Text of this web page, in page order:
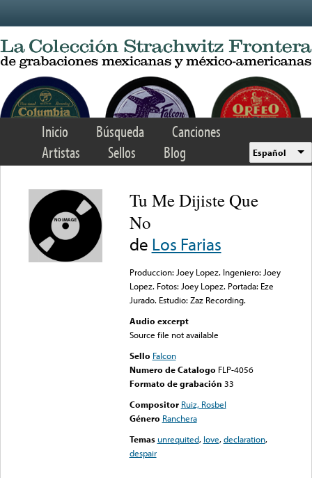
Inicio Búsqueda
Canciones
Artistas
Sellos Blog Español
Tu Me Dijiste Que
No
de Los Farias
Produccion: Joey Lopez. Ingeniero: Joey
Lopez. Fotos: Joey Lopez. Portada: Eze
Jurado. Estudio: Zaz Recording.
Audio excerpt
Source file not available
Sello Falcon
Numero de Catalogo FLP-4056
Formato de grabación 33
Compositor Ruiz, Rosbel
Género Ranchera
Temas unrequited, love,declaration,
despair